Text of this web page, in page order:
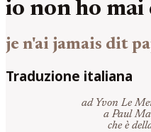
io non ho mai
je n'ai jamais dit
Traduzione italiana
ad Yvon Le
a Paul
che è